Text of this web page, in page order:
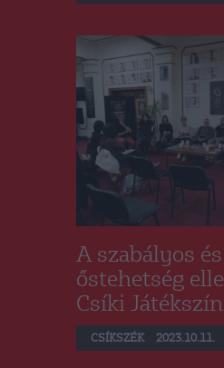
A szabályos és
őstehetség
Csíki
CSÍKSZÉK 2023.10.11.